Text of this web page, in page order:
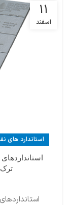
11
اسفند
استاندارد های